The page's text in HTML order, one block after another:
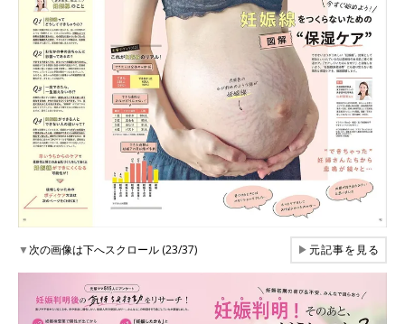
▼次の画像は下へスクロール (23/37) ▶元記事を見る